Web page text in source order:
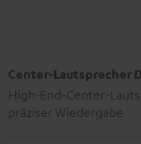
Center-Lautsprecher
High-End-Center-
präziser Wiedergabe